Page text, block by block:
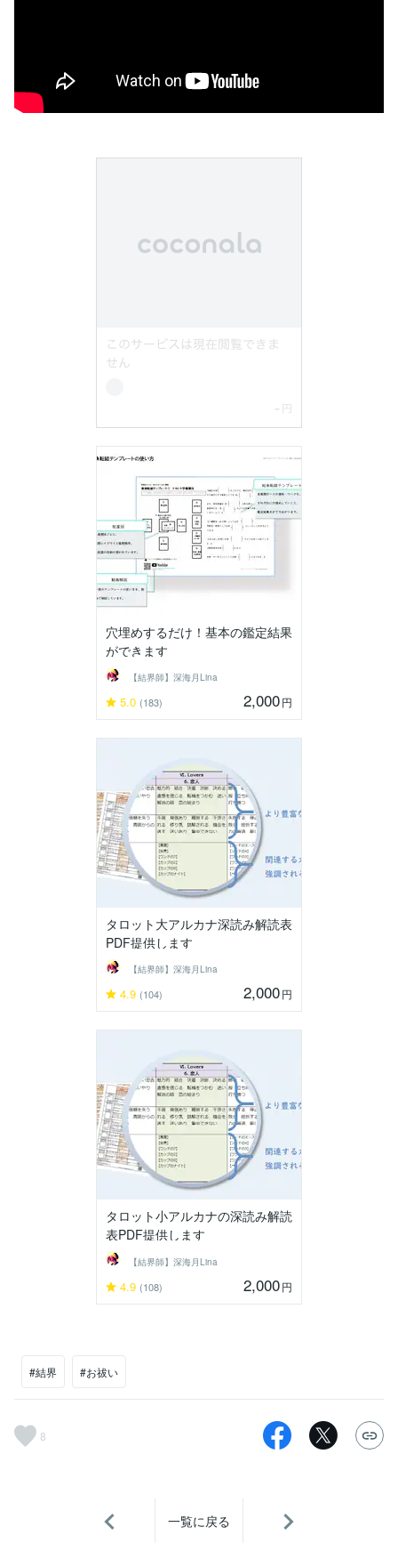
穴埋めするだけ！基本の鑑定結果
ができます
【結界師】深海月Lina
5.0 (183) 2,000円
タロット大アルカナ深読み解読表
PDF提供します
【結界師】深海月Lina
4.9 (104) 2,000円
タロット小アルカナの深読み解読
表PDF提供します
【結界師】深海月Lina
4.9 (108) 2,000円
#結界 #お祓い
8
一覧に戻る